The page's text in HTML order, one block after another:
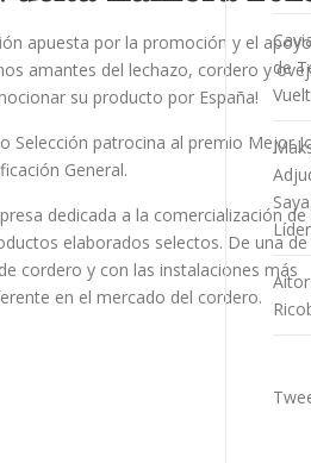
apuesta por la promoción y el
amantes del lechazo, cordero y
su producto por España!
Selección patrocina al premio Mejor
General.
dedicada a la comercialización
elaborados selectos. De una de
cordero y con las instalaciones más
en el mercado del cordero.
de